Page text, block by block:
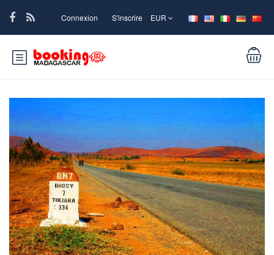
Connexion S'inscrire EUR